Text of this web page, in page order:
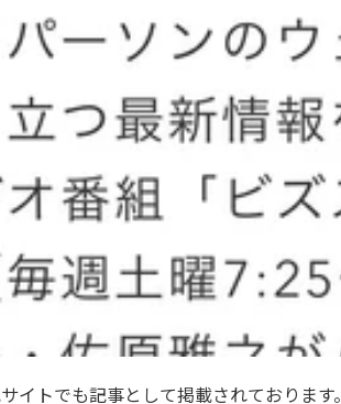
イトでも記事として掲載されております。